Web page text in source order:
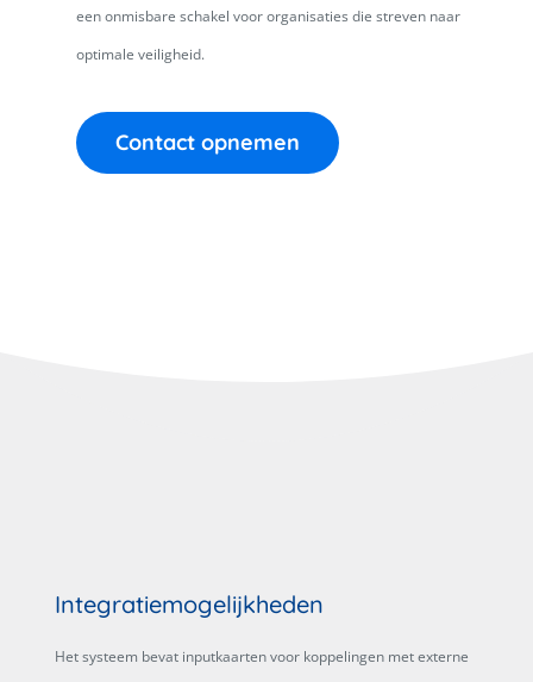
een onmisbare schakel voor organisaties die streven naar
optimale veiligheid.
Contact opnemen
Integratiemogelijkheden
Het systeem bevat inputkaarten voor koppelingen met externe